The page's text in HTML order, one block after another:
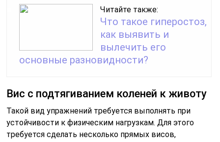
Читайте также:
Что такое гиперостоз,
как выявить и
вылечить его
основные разновидности?
Вис с подтягиванием коленей к животу
Такой вид упражнений требуется выполнять при
устойчивости к физическим нагрузкам. Для этого
требуется сделать несколько прямых висов,